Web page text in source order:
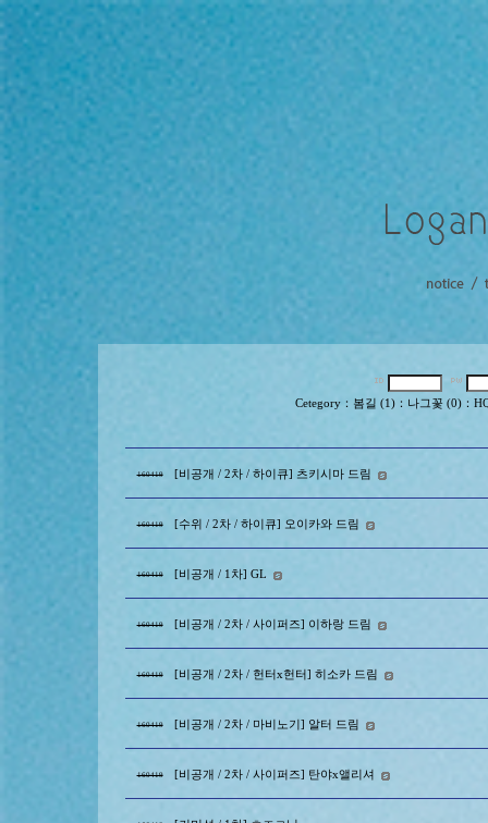
Cetegory： 봄길 (1)： 나그꽃 (0)：
160419 [비공개 / 2차 / 하이큐] 츠키시마 드림
160419 [수위 / 2차 / 하이큐] 오이카와 드림
160419 [비공개 / 1차] GL
160419 [비공개 / 2차 / 사이퍼즈] 이하랑 드림
160419 [비공개 / 2차 / 헌터x헌터] 히소카 드림
160419 [비공개 / 2차 / 마비노기] 알터 드림
160419 [비공개 / 2차 / 사이퍼즈] 탄야x앨리셔